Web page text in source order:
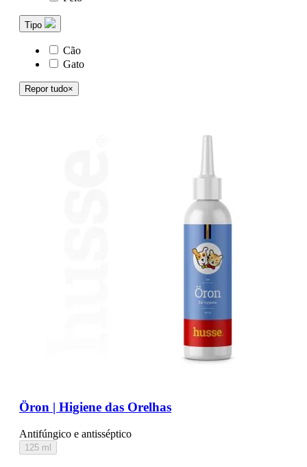
Tipo
Cão
Gato
Repor tudo×
Öron | Higiene das Orelhas
Antifúngico e antisséptico
125 ml